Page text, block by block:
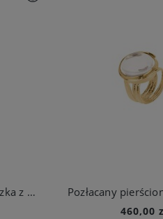
Szeroka, srebrna obrączka z kryształami górskimi z kolekcji Prato
460,00